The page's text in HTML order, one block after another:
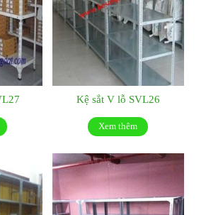
Kệ sắt V lỗ SVL26
Xem thêm